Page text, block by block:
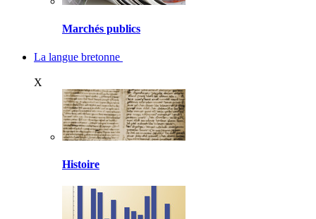
Marchés publics
La langue bretonne
X
Histoire